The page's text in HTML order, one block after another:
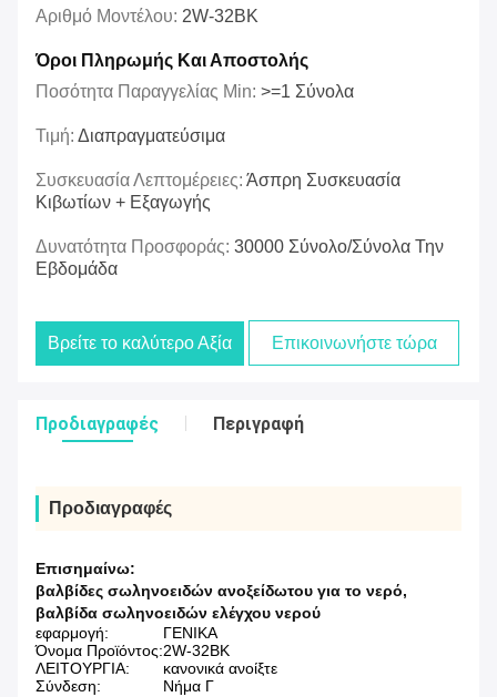
Αριθμό Μοντέλου: 2W-32BK
Όροι Πληρωμής Και Αποστολής
Ποσότητα Παραγγελίας Min: >=1 Σύνολα
Τιμή: Διαπραγματεύσιμα
Συσκευασία Λεπτομέρειες: Άσπρη Συσκευασία
Κιβωτίων + Εξαγωγής
Δυνατότητα Προσφοράς: 30000 Σύνολο/σύνολα Την
Εβδομάδα
Βρείτε το καλύτερο Αξία Επικοινωνήστε τώρα
Προδιαγραφές Περιγραφή
Προδιαγραφές
Επισημαίνω:
βαλβίδες σωληνοειδών ανοξείδωτου για το νερό,
βαλβίδα σωληνοειδών ελέγχου νερού
εφαρμογή:
ΓΕΝΙΚΑ
Όνομα Προϊόντος:2W-32BK
ΛΕΙΤΟΥΡΓΙΑ:
κανονικά ανοίξτε
Σύνδεση:
Νήμα Γ